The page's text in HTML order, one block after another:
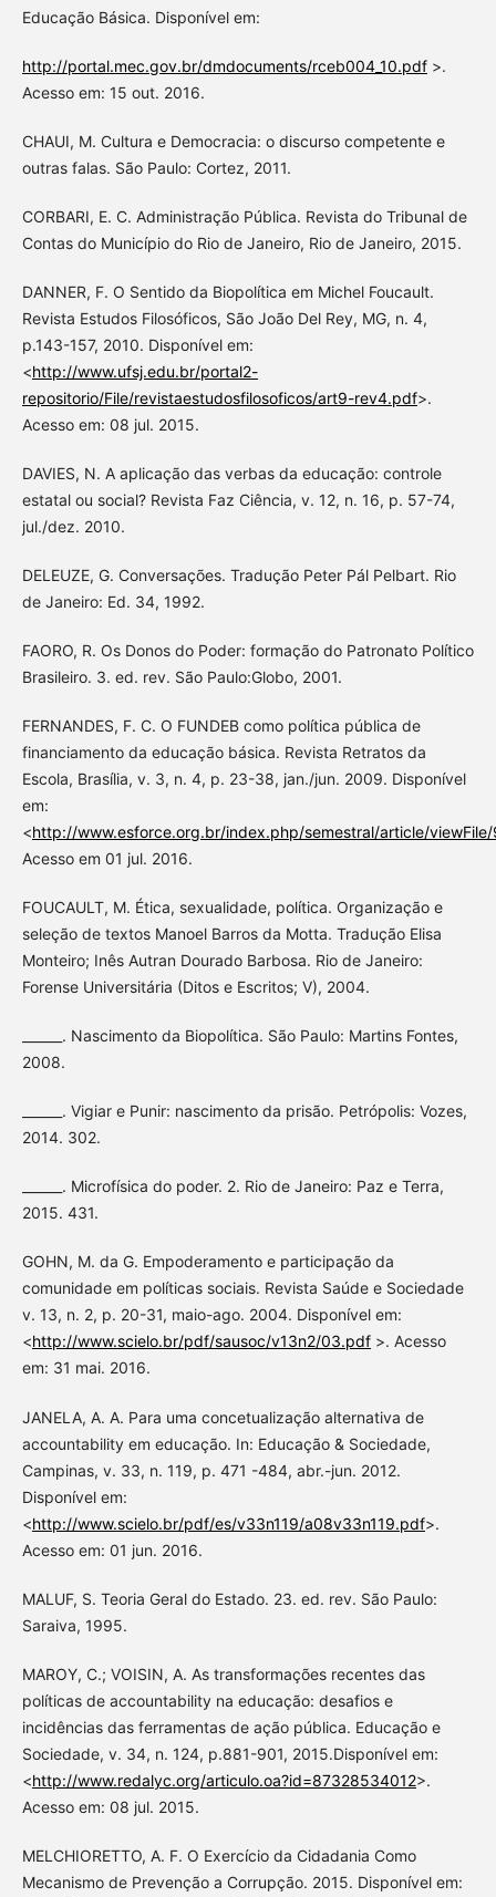
Educação Básica. Disponível em:
http://portal.mec.gov.br/dmdocuments/rceb004_10.pdf>.
Acesso em: 15 out. 2016.
CHAUI, M. Cultura e Democracia: o discurso competente e
outras falas. São Paulo: Cortez, 2011.
CORBARI, E. C. Administração Pública. Revista do Tribunal de
Contas do Município do Rio de Janeiro, Rio de Janeiro, 2015.
DANNER, F. O Sentido da Biopolítica em Michel Foucault.
Revista Estudos Filosóficos, São João Del Rey, MG, n. 4,
p.143-157, 2010. Disponível em:
<http://www.ufsj.edu.br/portal2-
repositorio/File/revistaestudosfilosoficos/art9-rev4.pdf>.
Acesso em: 08 jul. 2015.
DAVIES, N. A aplicação das verbas da educação: controle
estatal ou social? Revista Faz Ciência, v. 12, n. 16, p. 57-74,
jul./dez. 2010.
DELEUZE, G. Conversações. Tradução Peter Pál Pelbart. Rio
de Janeiro: Ed. 34, 1992.
FAORO, R. Os Donos do Poder: formação do Patronato Político
Brasileiro. 3. ed. rev. São Paulo:Globo, 2001.
FERNANDES, F. C. O FUNDEB como política pública de
financiamento da educação básica. Revista Retratos da
Escola, Brasília, v. 3, n. 4, p. 23-38, jan./jun. 2009. Disponível
em:
<http://www.esforce.org.br/index.php/semestral/article/
Acesso em 01 jul. 2016.
FOUCAULT, M. Ética, sexualidade, política. Organização e
seleção de textos Manoel Barros da Motta. Tradução Elisa
Monteiro; Inês Autran Dourado Barbosa. Rio de Janeiro:
Forense Universitária (Ditos e Escritos; V), 2004.
______. Nascimento da Biopolítica. São Paulo: Martins Fontes,
2008.
______. Vigiar e Punir: nascimento da prisão. Petrópolis: Vozes,
2014. 302.
______. Microfísica do poder. 2. Rio de Janeiro: Paz e Terra,
2015. 431.
GOHN, M. da G. Empoderamento e participação da
comunidade em políticas sociais. Revista Saúde e Sociedade
v. 13, n. 2, p. 20-31, maio-ago. 2004. Disponível em:
<http://www.scielo.br/pdf/sausoc/v13n2/03.pdf>. Acesso
em: 31 mai. 2016.
JANELA, A. A. Para uma concetualização alternativa de
accountability em educação. In: Educação & Sociedade,
Campinas, v. 33, n. 119, p. 471 -484, abr.-jun. 2012.
Disponível em:
<http://www.scielo.br/pdf/es/v33n119/a08v33n119.pdf>.
Acesso em: 01 jun. 2016.
MALUF, S. Teoria Geral do Estado. 23. ed. rev. São Paulo:
Saraiva, 1995.
MAROY, C.; VOISIN, A. As transformações recentes das
políticas de accountability na educação: desafios e
incidências das ferramentas de ação pública. Educação e
Sociedade, v. 34, n. 124, p.881-901, 2015.Disponível em:
<http://www.redalyc.org/articulo.oa?id=87328534012>.
Acesso em: 08 jul. 2015.
MELCHIORETTO, A. F. O Exercício da Cidadania Como
Mecanismo de Prevenção a Corrupção. 2015. Disponível em: